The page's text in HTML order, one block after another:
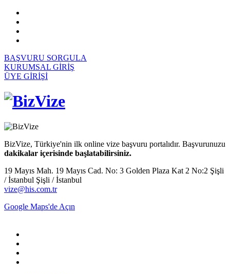
BAŞVURU SORGULA
KURUMSAL GİRİŞ
ÜYE GİRİŞİ
BizVize, Türkiye'nin ilk online vize başvuru portalıdır. Başvurunuzu
dakikalar içerisinde başlatabilirsiniz.
19 Mayıs Mah. 19 Mayıs Cad. No: 3 Golden Plaza Kat 2 No:2 Şişli
/ İstanbul Şişli / İstanbul
vize@his.com.tr
Google Maps'de Açın